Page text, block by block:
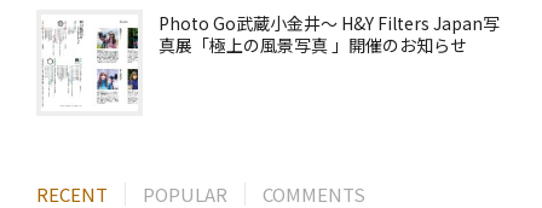
Photo Go武蔵小金井～ H&Y Filters Japan写
真展「極上の風景写真 」開催のお知らせ
RECENT POPULAR COMMENTS